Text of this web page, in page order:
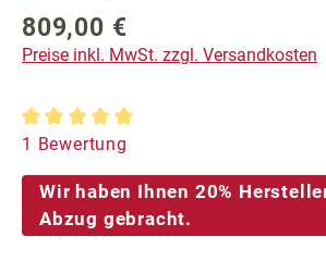
Regulärer Preis:
809,00 €
Preise inkl. MwSt. zzgl. Versandkosten
Durchschnittliche Bewertung von 5
1 Bewertung
Wir haben Ihnen 20%
Abzug gebracht.